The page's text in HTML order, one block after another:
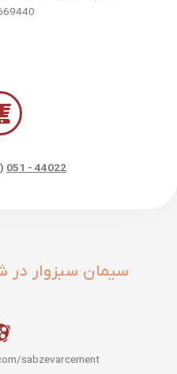
44022 - 051
(
سیمان سبزوار
sabzevarcement